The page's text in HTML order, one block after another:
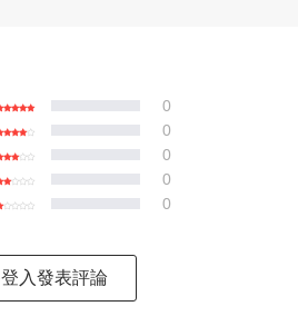
0
0
0
0
0
登入發表評論